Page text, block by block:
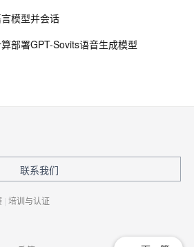
模型并会话
部署GPT-Sovits语音生成模型
联系我们
| 培训与认证